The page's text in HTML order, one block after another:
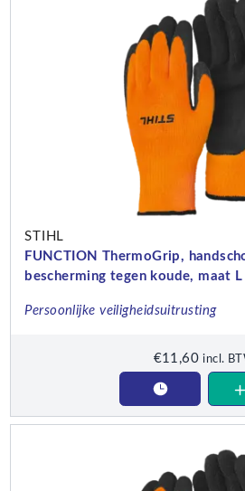
STIHL
FUNCTION ThermoGrip,
bescherming tegen koude, maat L
Persoonlijke veiligheidsuitrusting
€11,60 incl.